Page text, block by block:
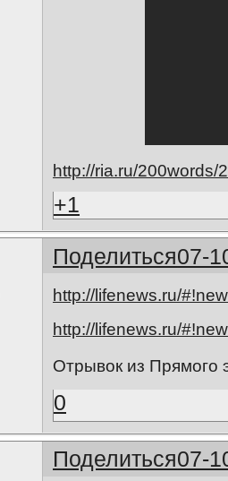
http://ria.ru/
+1
Поделиться07-
http://lifenews.ru/
http://lifenews.ru/
Отрывок из Прямого
0
Поделиться07-